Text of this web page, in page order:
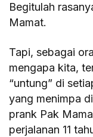
Begitulah
Mamat.
Tapi, sebagai
mengapa kita,
“untung” di
yang menimpa
prank Pak
perjalanan 11